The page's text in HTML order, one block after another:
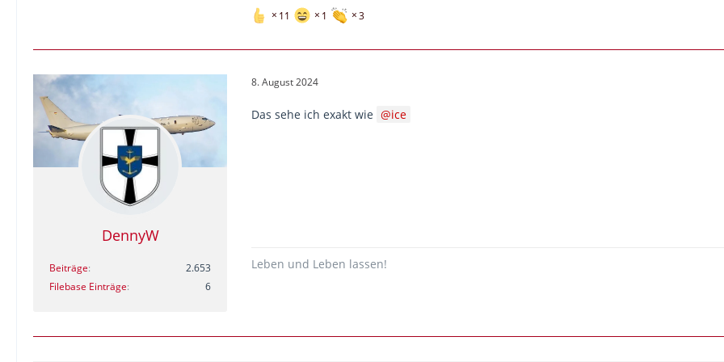
11 1 3
DennyW
Beiträge
2.653
Filebase Einträge
6
8. August 2024
Das sehe ich exakt wie ice
Leben und Leben lassen!